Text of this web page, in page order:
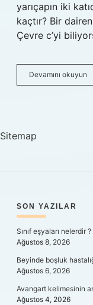
yarıçapın iki
kaçtır? Bir
Çevre c’yi
Devamını okuyun
Sitemap
SON YAZILAR
Sınıf eşyaları nelerdir ?
Ağustos 8, 2026
Beyinde boşluk
Ağustos 6, 2026
Avangart kelimesinin
Ağustos 4, 2026